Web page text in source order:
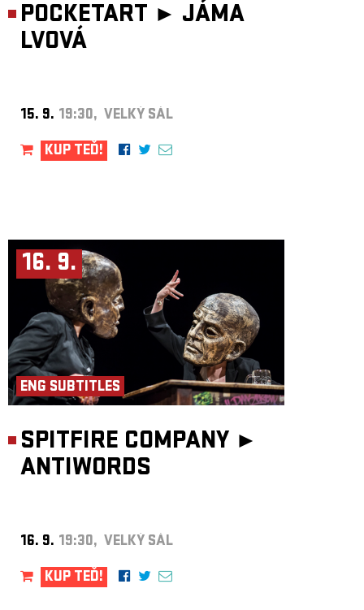
POCKETART ► JÁMA
LVOVÁ
15. 9. 19:30, VELKÝ SÁL
KUP TEĎ!
16. 9.
ENG SUBTITLES
SPITFIRE COMPANY ►
ANTIWORDS
16. 9. 19:30, VELKÝ SÁL
KUP TEĎ!